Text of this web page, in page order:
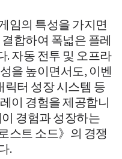
임의 특성을 가지면
합하여 폭넓은 플레
자동 전투 및 오프라
을 높이면서도, 이벤
릭터 성장 시스템 등
이 경험을 제공합니
경험과 성장하는
스트 소드》의 경쟁
.